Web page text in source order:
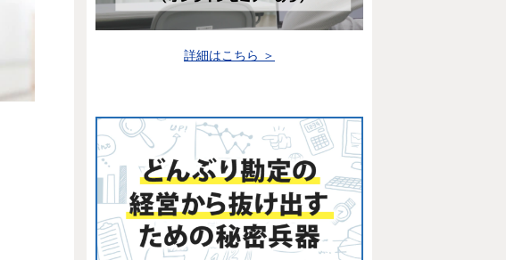
詳細はこちら ＞